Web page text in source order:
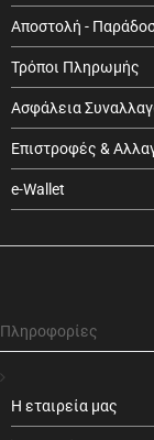
Αποστολή -
Τρόποι Πληρωμής
Ασφάλεια
Επιστροφές &
e-Wallet
Πληροφορίες
Η εταιρεία μας